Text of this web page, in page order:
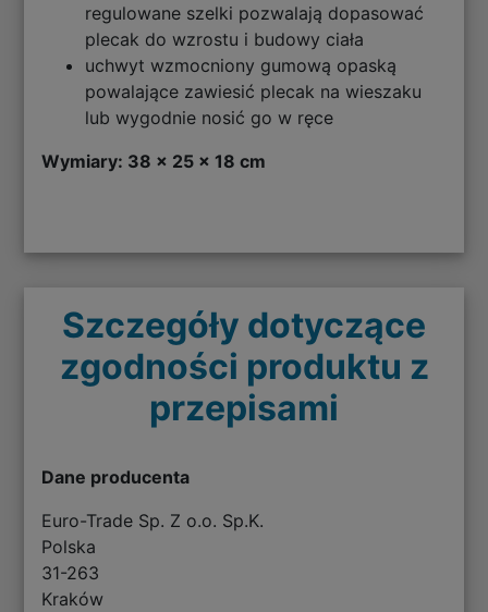
regulowane szelki pozwalają dopasować
plecak do wzrostu i budowy ciała
uchwyt wzmocniony gumową opaską
powalające zawiesić plecak na wieszaku
lub wygodnie nosić go w ręce
Wymiary: 38 x 25 x 18 cm
Szczegóły dotyczące
zgodności produktu z
przepisami
Dane producenta
Euro-Trade Sp. Z o.o. Sp.K.
Polska
31-263
Kraków